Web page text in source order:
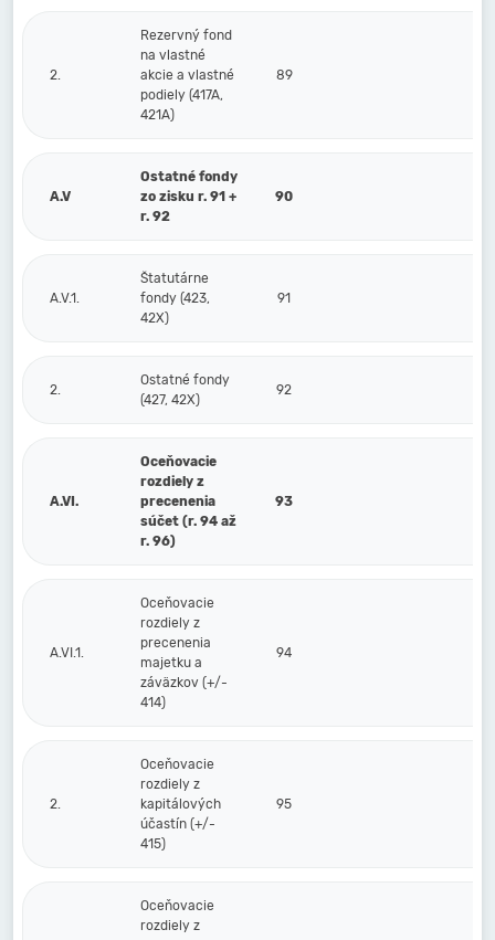
2.
Rezervný fond
na vlastné
akcie a vlastné
podiely (417A,
421A)
89
A.V
Ostatné fondy
zo zisku r. 91 +
r. 92
90
A.V.1.
Štatutárne
fondy (423,
42X)
91
2.
Ostatné fondy
(427, 42X)
92
A.VI.
Oceňovacie
rozdiely z
precenenia
súčet (r. 94 až
r. 96)
93
A.VI.1.
Oceňovacie
rozdiely z
precenenia
majetku a
záväzkov (+/-
414)
94
2.
Oceňovacie
rozdiely z
kapitálových
účastín (+/-
415)
95
Oceňovacie
rozdiely z